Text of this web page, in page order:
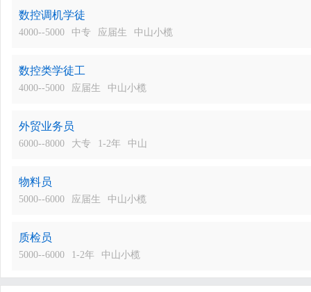
数控调机学徒
4000--5000 中专 应届生 中山小榄
数控类学徒工
4000--5000 应届生 中山小榄
外贸业务员
6000--8000 大专 1-2年 中山
物料员
5000--6000 应届生 中山小榄
质检员
5000--6000 1-2年 中山小榄